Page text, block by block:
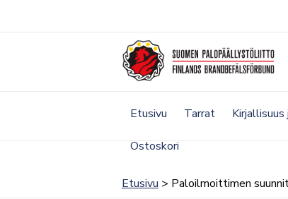
Etusivu Tarrat
Ostoskori
Etusivu > Paloilmoittimen